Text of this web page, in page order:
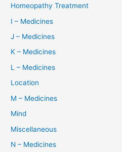
Homeopathy Treatment
I – Medicines
J – Medicines
K – Medicines
L – Medicines
Location
M – Medicines
Mind
Miscellaneous
N – Medicines